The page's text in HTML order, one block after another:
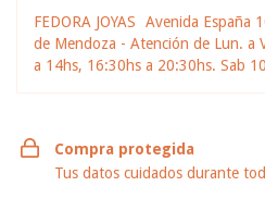
FEDORA JOYAS
Avenida España
de Mendoza - Atención de Lun. a
a 14hs, 16:30hs a 20:30hs. Sab
Compra protegida
Tus datos cuidados durante